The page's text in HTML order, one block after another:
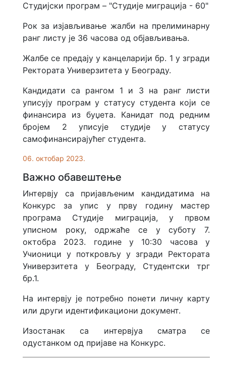
Студијски програм – "Студије миграција - 60"
Рок за изјављивање жалби на прелиминарну
ранг листу је 36 часова од објављивања.
Жалбе се предају у канцеларији бр. 1 у згради
Ректората Универзитета у Београду.
Кандидати са рангом 1 и 3 на ранг листи
уписују програм у статусу студента који се
финансира из буџета. Канидат под редним
бројем 2 уписује студије у статусу
самофинансирајућег студента.
06. октобар 2023.
Важно обавештење
Интервју са пријављеним кандидатима на
Конкурс за упис у прву годину мастер
програма Студије миграција, у првом
уписном року, одржаће се у суботу 7.
октобра 2023. године у 10:30 часова у
Учионици у поткровљу у згради Ректората
Универзитета у Београду, Студентски трг
бр.1.
На интервју је потребно понети личну карту
или други идентификациони документ.
Изостанак са интервјуа сматра се
одустанком од пријаве на Конкурс.